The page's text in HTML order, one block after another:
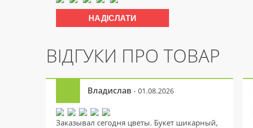
ВІДГУКИ ПРО ТОВАР
Владислав - 01.08.2026
Заказывал сегодня цветы. Букет шикарный,